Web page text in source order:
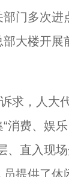
门多次
大楼开展
，人大
费、娱
、直入现
提供了